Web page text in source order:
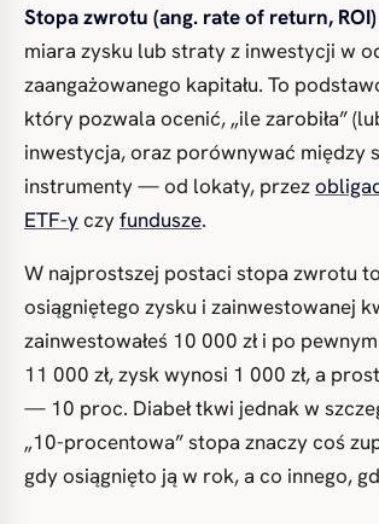
Stopa zwrotu (ang. rate of return, ROI)
miara zysku lub straty z inwestycji w
zaangażowanego kapitału. To
który pozwala ocenić, „ile zarobiła”
inwestycja, oraz porównywać między
instrumenty — od lokaty, przez
ETF-yczyfundusze.
W najprostszej postaci stopa zwrotu
osiągniętego zysku i zainwestowanej
zainwestowałeś 10 000 zł i po
11 000 zł, zysk wynosi 1 000 zł, a
— 10 proc. Diabeł tkwi jednak w
„10-procentowa” stopa znaczy coś
gdy osiągnięto ją w rok, a co innego,